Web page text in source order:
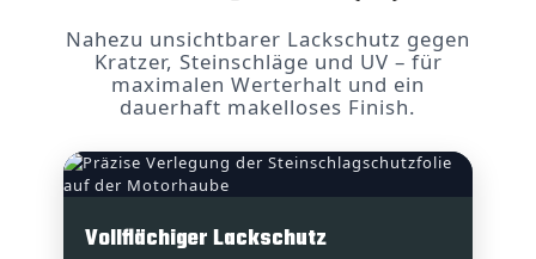
Nahezu unsichtbarer Lackschutz gegen
Kratzer, Steinschläge und UV – für
maximalen Werterhalt und ein
dauerhaft makelloses Finish.
Vollflächiger Lackschutz